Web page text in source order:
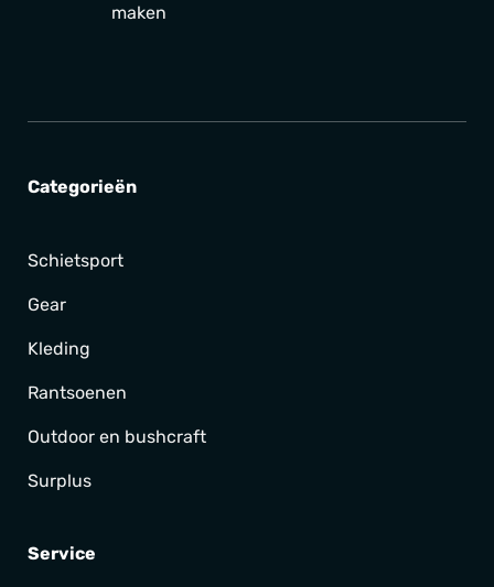
maken
Categorieën
Schietsport
Gear
Kleding
Rantsoenen
Outdoor en bushcraft
Surplus
Service